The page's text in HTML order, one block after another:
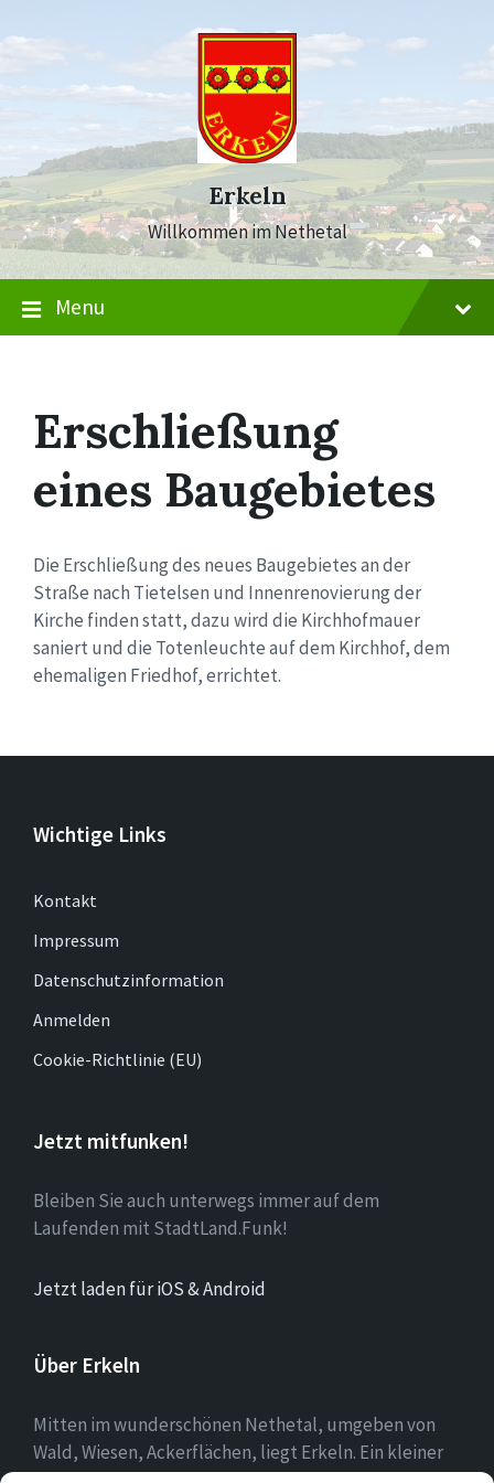
Erkeln
Willkommen im Nethetal
Menu
Erschließung
eines Baugebietes
Die Erschließung des neues Baugebietes an der
Straße nach Tietelsen und Innenrenovierung der
Kirche finden statt, dazu wird die Kirchhofmauer
saniert und die Totenleuchte auf dem Kirchhof, dem
ehemaligen Friedhof, errichtet.
Wichtige Links
Kontakt
Impressum
Datenschutzinformation
Anmelden
Cookie-Richtlinie (EU)
Jetzt mitfunken!
Bleiben Sie auch unterwegs immer auf dem
Laufenden mit StadtLand.Funk!
Jetzt laden für iOS & Android
Über Erkeln
Mitten im wunderschönen Nethetal, umgeben von
Wald, Wiesen, Ackerflächen, liegt Erkeln. Ein kleiner